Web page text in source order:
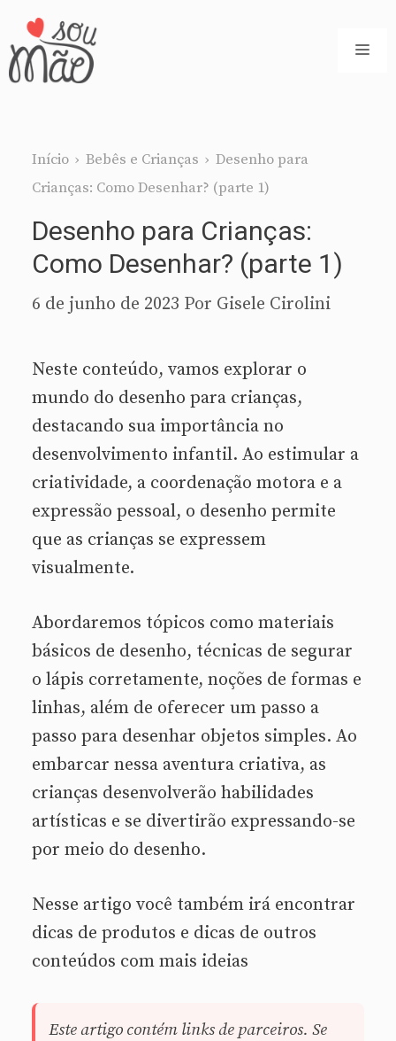
Pular
para
Início › Bebês e Crianças › Desenho para
Crianças: Como Desenhar? (parte 1)
Desenho para Crianças:
Como Desenhar? (parte 1)
6 de junho de 2023 Por Gisele Cirolini
Neste conteúdo, vamos explorar o
mundo do desenho para crianças,
destacando sua importância no
desenvolvimento infantil. Ao estimular a
criatividade, a coordenação motora e a
expressão pessoal, o desenho permite
que as crianças se expressem
visualmente.
Abordaremos tópicos como materiais
básicos de desenho, técnicas de segurar
o lápis corretamente, noções de formas e
linhas, além de oferecer um passo a
passo para desenhar objetos simples. Ao
embarcar nessa aventura criativa, as
crianças desenvolverão habilidades
artísticas e se divertirão expressando-se
por meio do desenho.
Nesse artigo você também irá encontrar
dicas de produtos e dicas de outros
conteúdos com mais ideias
Este artigo contém links de parceiros. Se